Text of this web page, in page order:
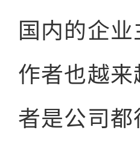
国内的企
作者也越
者是公司